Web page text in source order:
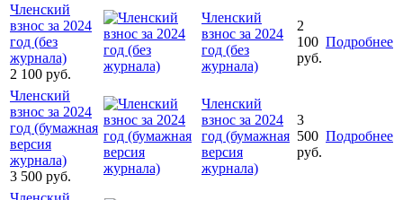
Членский
взнос за 2024
год (без
журнала)
2 100 руб.
Членский
взнос за 2024
год (без
журнала)
2
100
руб.
Подробнее
Членский
взнос за 2024
год (бумажная
версия
журнала)
3 500 руб.
Членский
взнос за 2024
год (бумажная
версия
журнала)
3
500
руб.
Подробнее